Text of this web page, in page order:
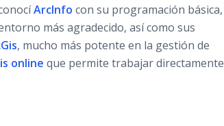
ArcInfo con su programación básica,
más agradecido, así como sus
, mucho más potente en la gestión de
online que permite trabajar directamente